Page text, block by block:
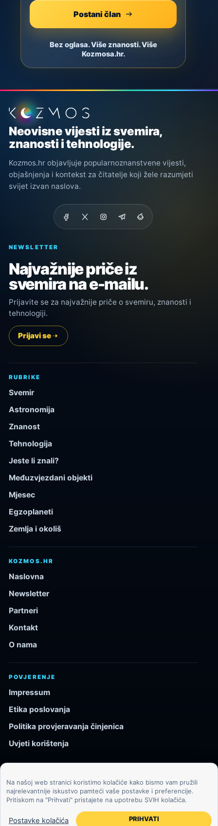
Postani član
Bez oglasa. Više znanosti. Više
Kozmosa.hr.
Podnožje stranice
Neovisne vijesti iz svemira,
znanosti i tehnologije.
Kozmos.hr objavljuje popularnoznanstvene vijesti,
objašnjenja i kontekst za čitatelje koji žele razumjeti
svijet izvan naslova.
NEWSLETTER
Najvažnije priče iz
svemira na e-mailu.
Prijavite se za najvažnije priče o svemiru, znanosti i
tehnologiji.
Prijavi se
RUBRIKE
Svemir
Astronomija
Znanost
Tehnologija
Jeste li znali?
Međuzvjezdani objekti
Mjesec
Egzoplaneti
Zemlja i okoliš
KOZMOS.HR
Naslovna
Newsletter
Partneri
Kontakt
O nama
POVJERENJE
Impressum
Etika poslovanja
Politika provjeravanja činjenica
Uvjeti korištenja
© 2026 Kozmos.hr. Sva prava pridržana.
Svemir, znanost, tehnologija i velike ideje za znatiželjne
čitatelje.
Na našoj web stranici koristimo kolačiće kako bismo vam pružili
najrelevantnije iskustvo pamteći vaše postavke i preferencije.
Pritiskom na "Prihvati" pristajete na upotrebu SVIH kolačića.
Postavke kolačića PRIHVATI